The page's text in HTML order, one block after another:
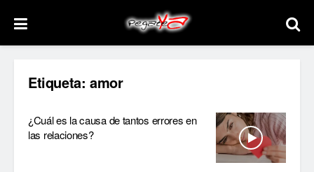
Etiqueta: amor
¿Cuál es la causa de tantos errores en
las relaciones?